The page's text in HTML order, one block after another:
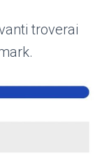
troverai